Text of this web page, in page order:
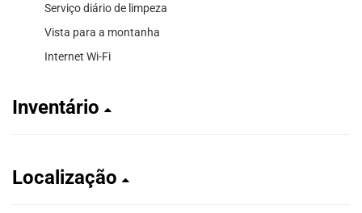
Serviço diário de limpeza
Vista para a montanha
Internet Wi-Fi
Inventário
Localização